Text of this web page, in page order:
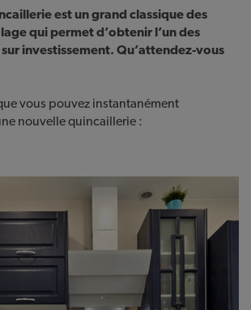
est un grand classique des
qui permet d’obtenir l’un des
investissement. Qu’attendez-vous
vous pouvez instantanément
nouvelle quincaillerie :